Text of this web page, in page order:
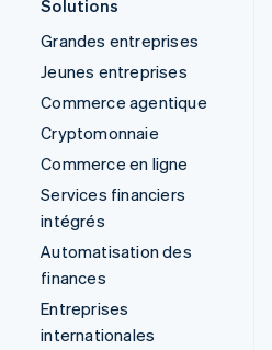
Solutions
Grandes entreprises
Jeunes entreprises
Commerce agentique
Cryptomonnaie
Commerce en ligne
Services financiers
intégrés
Automatisation des
finances
Entreprises
internationales